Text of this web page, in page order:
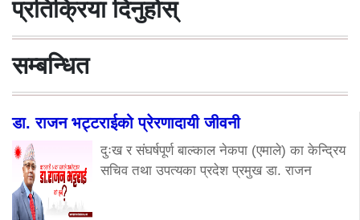
प्रतिक्रिया दिनुहोस्
सम्बन्धित
डा. राजन भट्टराईको प्रेरणादायी जीवनी
दुःख र संघर्षपूर्ण बाल्काल नेकपा (एमाले) का केन्द्रिय
सचिव तथा उपत्यका प्रदेश प्रमुख डा. राजन